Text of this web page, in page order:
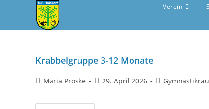
Verein
Krabbelgruppe 3-12 Monate
Maria Proske 29. April 2026